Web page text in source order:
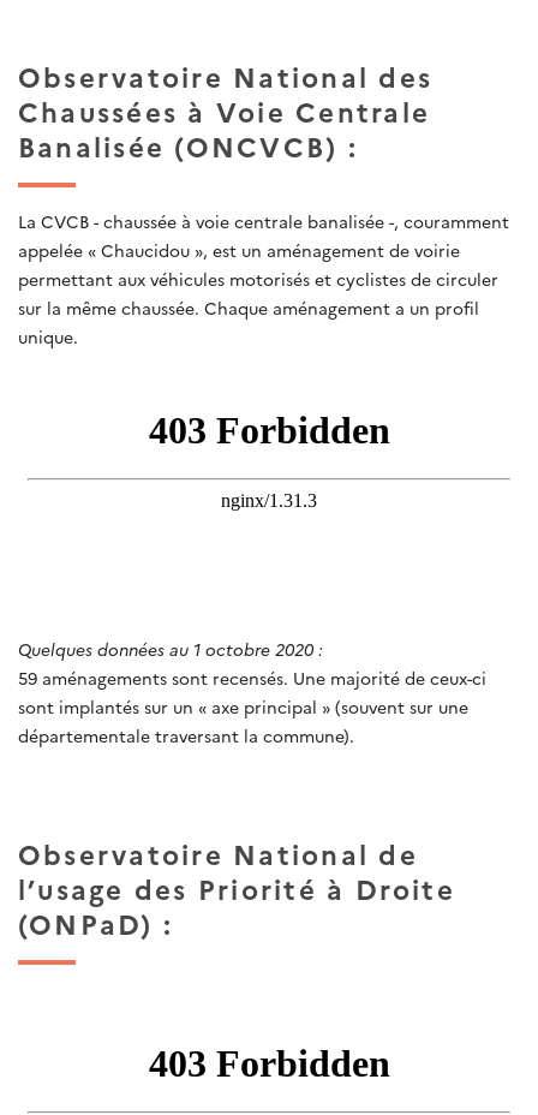
Observatoire National des
Chaussées à Voie Centrale
Banalisée (ONCVCB) :
La CVCB - chaussée à voie centrale banalisée -, couramment
appelée « Chaucidou », est un aménagement de voirie
permettant aux véhicules motorisés et cyclistes de circuler
sur la même chaussée. Chaque aménagement a un profil
unique.
Quelques données au 1 octobre 2020 :
59 aménagements sont recensés. Une majorité de ceux-ci
sont implantés sur un « axe principal » (souvent sur une
départementale traversant la commune).
Observatoire National de
l’usage des Priorité à Droite
(ONPaD) :